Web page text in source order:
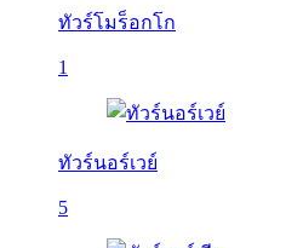
ทัวร์โมร็อกโก
1
ทัวร์นอร์เวย์
5